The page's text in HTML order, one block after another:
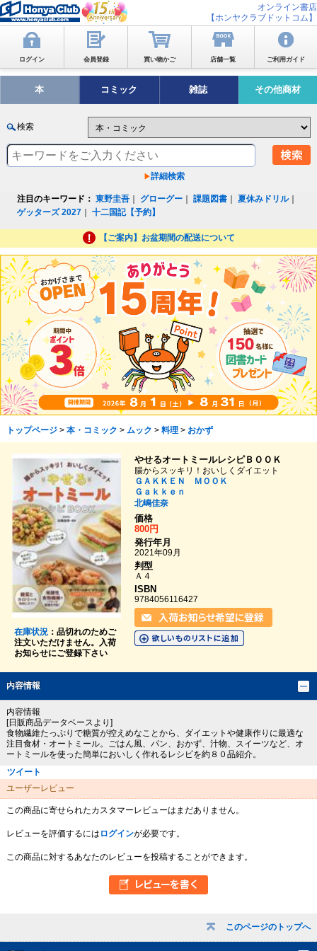
オンライン書店
【ホンヤクラブドットコム】
ログイン 会員登録 買い物かご 店舗一覧 ご利用ガイド
本 コミック 雑誌 その他商材
検索
詳細検索
注目のキーワード： 東野圭吾 グローグー ｜課題図書 ｜夏休みドリル｜
ゲッターズ 2027 ｜十二国記【予約】
【ご案内】お盆期間の配送について
このページのトップへ
トップページ> 本・コミック > ムック > 料理> おかず
在庫状況：品切れのためご
注文いただけません。入荷
お知らせにご登録下さい
やせるオートミールレシピＢＯＯＫ
腸からスッキリ！おいしくダイエット
ＧＡＫＫＥＮ ＭＯＯＫ
Ｇａｋｋｅｎ
北嶋佳奈
価格
800円
発行年月
2021年09月
判型
Ａ４
ISBN
9784056116427
内容情報
内容情報
[日販商品データベースより]
食物繊維たっぷりで糖質が控えめなことから、ダイエットや健康作りに最適な
注目食材・オートミール。ごはん風、パン、おかず、汁物、スイーツなど、オ
ートミールを使った簡単においしく作れるレシピを約８０品紹介。
ツイート
ユーザーレビュー
この商品に寄せられたカスタマーレビューはまだありません。
レビューを評価するには ログインが必要です。
この商品に対するあなたのレビューを投稿することができます。